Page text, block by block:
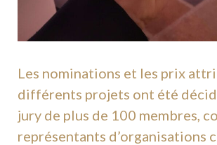
Les nominations et les prix
différents projets ont été
jury de plus de 100 membres,
représentants d’organisations